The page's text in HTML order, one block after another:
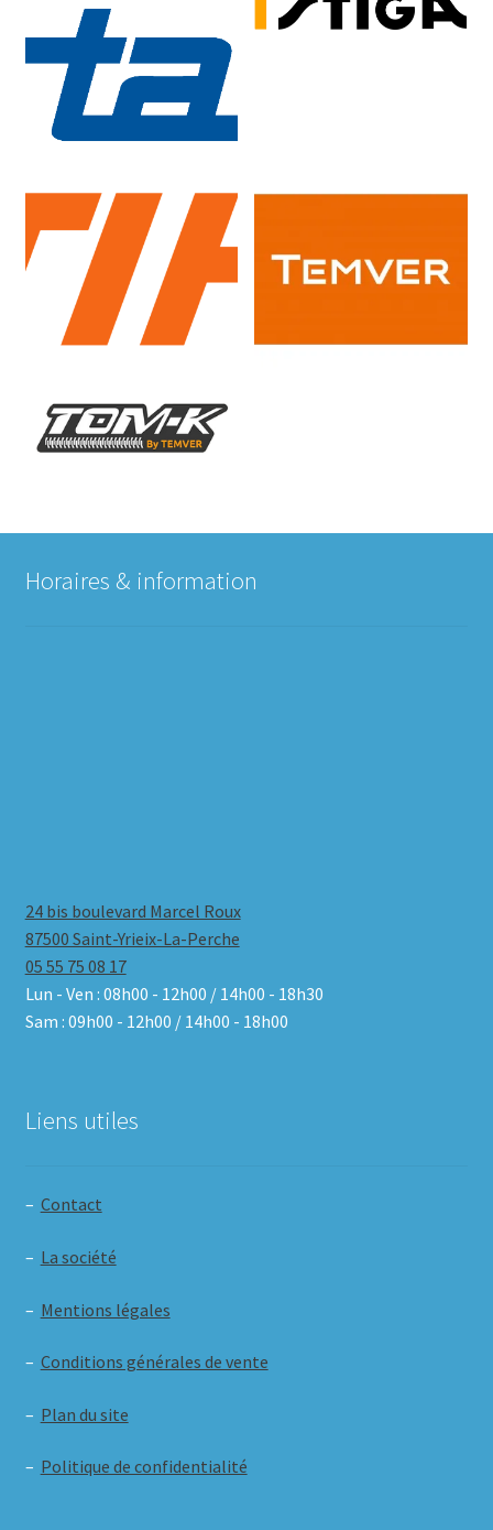
Horaires & information
24 bis boulevard Marcel Roux
87500 Saint-Yrieix-La-Perche
05 55 75 08 17
Lun - Ven : 08h00 - 12h00 / 14h00 - 18h30
Sam : 09h00 - 12h00 / 14h00 - 18h00
Liens utiles
– Contact
– La société
– Mentions légales
– Conditions générales de vente
– Plan du site
– Politique de confidentialité